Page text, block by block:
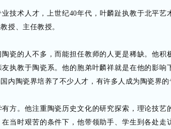
技术人才，上世纪40年代，叶麟趾执教于北平艺
授、主任教授。
瓷的人不多，而能担任教师的人更是稀缺。他积
执教于陶瓷系。他的胞弟叶麟祥就是在他的影响
内陶瓷界培养了不少人才，有许多人成为陶瓷界的
方。他注重陶瓷历史文化的研究探索，理论技艺
当时艰苦的条件下，他带领助手、学生到各处走